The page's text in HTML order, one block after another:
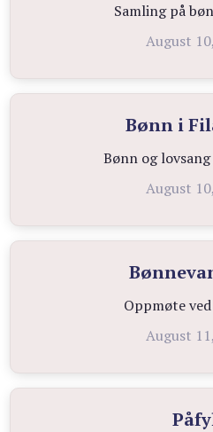
Samling på
August
Bønn i
Bønn og
August
Oppmøte
August